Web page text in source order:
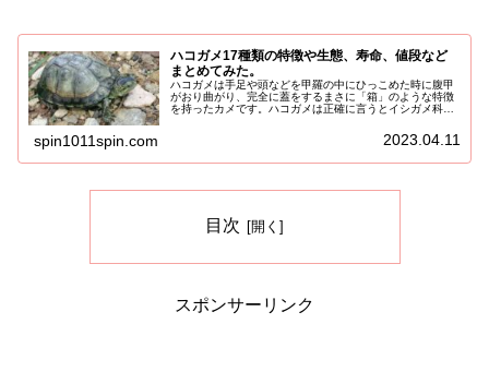
ハコガメ17種類の特徴や生態、寿命、値段など
まとめてみた。
ハコガメは手足や頭などを甲羅の中にひっこめた時に腹甲
がおり曲がり、完全に蓋をするまさに「箱」のような特徴
を持ったカメです。ハコガメは正確に言うとイシガメ科と
spin1011spin.com 2023.04.11
目次
スポンサーリンク